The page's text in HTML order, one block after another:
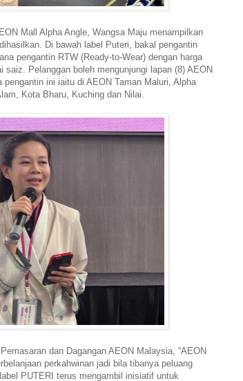
Mall Alpha Angle, Wangsa Maju menampilkan
Di bawah label Puteri, bakal pengantin
pengantin RTW (Ready-to-Wear) dengan harga
saiz. Pelanggan boleh mengunjungi lapan (8) AEON
ini iaitu di AEON Taman Maluri, Alpha
Kota Bharu, Kuching dan Nilai.
dan Dagangan AEON Malaysia, “AEON
perkahwinan jadi bila tibanya peluang
PUTERI terus mengambil inisiatif untuk